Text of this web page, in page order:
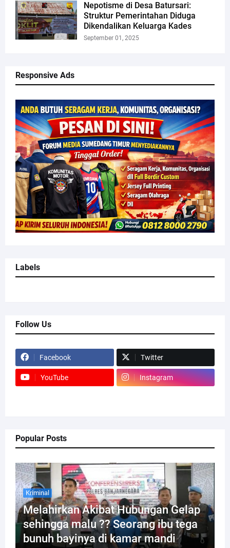
Nepotisme di Desa Batursari:
Struktur Pemerintahan Diduga
Dikendalikan Keluarga Kades
September 01, 2025
Responsive Ads
Labels
Follow Us
Facebook Twitter
YouTube Instagram
Popular Posts
Kriminal
Melahirkan Akibat Hubungan Gelap
sehingga malu ?? Seorang ibu tega
bunuh bayinya di kamar mandi